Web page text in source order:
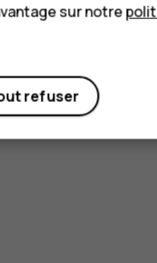
sur notre
refuser